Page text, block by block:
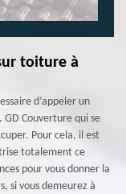
toiture à
d’appeler un
Couverture qui se
Pour cela, il est
totalement ce
pour vous donner la
si vous demeurez à